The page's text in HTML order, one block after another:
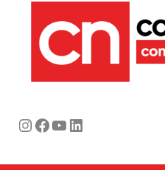
Instagram
Facebook
Youtube
LinkedIn